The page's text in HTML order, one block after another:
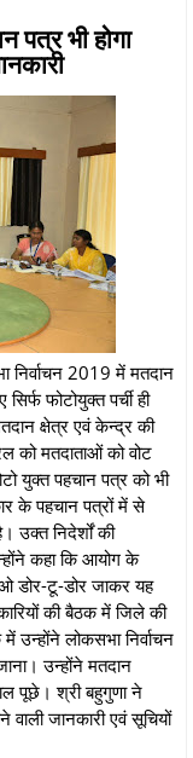
पत्र भी होगा
निर्वाचन 2019 में मतदान
फोटोयुक्त पर्ची ही
क्षेत्र एवं केन्द्र की
को मतदाताओं को वोट
युक्त पहचान पत्र को भी
के पहचान पत्रों में से
उक्त निदेर्शों की
कहा कि आयोग के
डोर-टू-डोर जाकर यह
की बैठक में जिले की
में उन्होंने लोकसभा निर्वाचन
उन्होंने मतदान
पूछे। श्री बहुगुणा ने
जानकारी एवं सूचियों